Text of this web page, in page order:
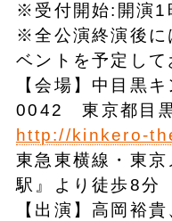
※受付開始:開演1
※全公演終演後に
ベントを予定して
【会場】中目黒
0042 東京都目黒
http://kinkero-
東急東横線・東
駅』より徒歩8分
【出演】高岡裕